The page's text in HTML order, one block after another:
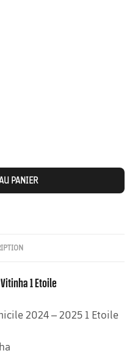
PANIER
1 Etoile
2024 – 2025 1 Etoile